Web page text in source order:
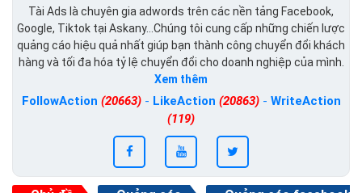
Tài Ads là chuyên gia adwords trên các nền tảng Facebook,
Google, Tiktok tại Askany...Chúng tôi cung cấp những chiến lược
quảng cáo hiệu quả nhất giúp bạn thành công chuyển đổi khách
hàng và tối đa hóa tỷ lệ chuyển đổi cho doanh nghiệp của mình.
Xem thêm
FollowAction (20663)- LikeAction (20863)- WriteAction
(119)